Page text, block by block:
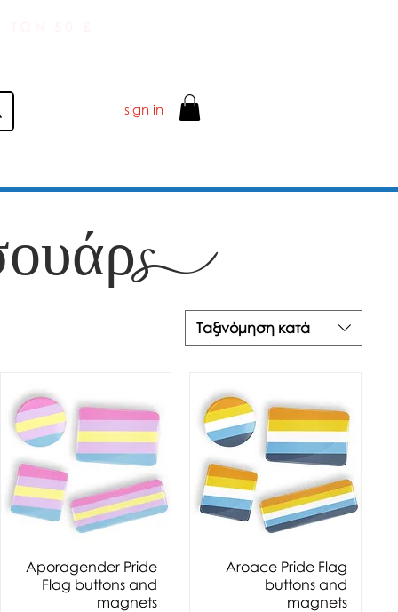
sign in
Ταξινόμηση κατά
Aporagender Pride
Flag buttons and
magnets
Aroace Pride Flag
buttons and
magnets